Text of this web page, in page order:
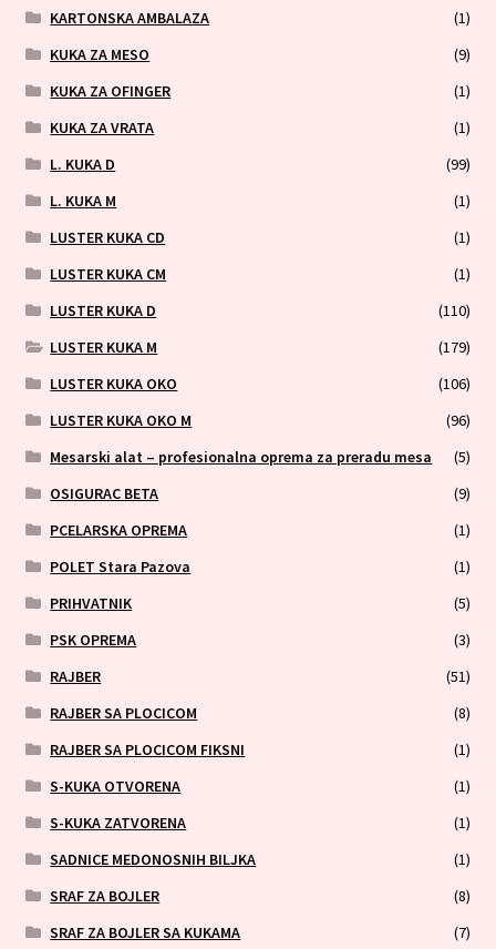
KARTONSKA AMBALAZA
(1)
KUKA ZA MESO
(9)
KUKA ZA OFINGER
(1)
KUKA ZA VRATA
(1)
L. KUKA D
(99)
L. KUKA M
(1)
LUSTER KUKA CD
(1)
LUSTER KUKA CM
(1)
LUSTER KUKA D
(110)
LUSTER KUKA M
(179)
LUSTER KUKA OKO
(106)
LUSTER KUKA OKO M
(96)
Mesarski alat – profesionalna oprema za preradu mesa
(5)
OSIGURAC BETA
(9)
PCELARSKA OPREMA
(1)
POLET Stara Pazova
(1)
PRIHVATNIK
(5)
PSK OPREMA
(3)
RAJBER
(51)
RAJBER SA PLOCICOM
(8)
RAJBER SA PLOCICOM FIKSNI
(1)
S-KUKA OTVORENA
(1)
S-KUKA ZATVORENA
(1)
SADNICE MEDONOSNIH BILJKA
(1)
SRAF ZA BOJLER
(8)
SRAF ZA BOJLER SA KUKAMA
(7)